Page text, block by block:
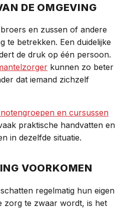
DE OMGEVING
en zussen of andere
te betrekken. Een duidelijke
de druk op één persoon.
kunnen zo beter
dat iemand zichzelf
en cursussen
praktische handvatten en
in dezelfde situatie.
VOORKOMEN
regelmatig hun eigen
zorg te zwaar wordt, is het